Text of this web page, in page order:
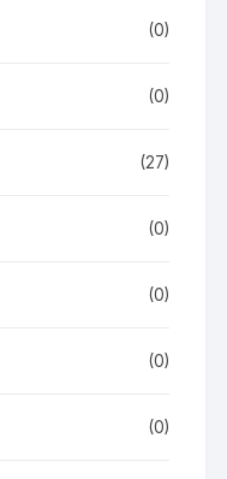
(0)
(0)
(27)
(0)
(0)
(0)
(0)